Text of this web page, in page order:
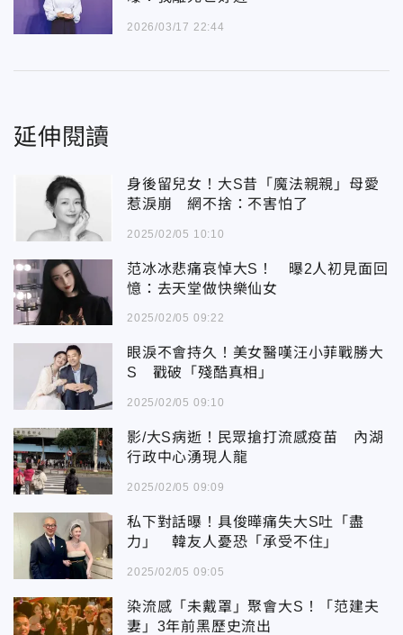
2026/03/17 22:44
延伸閱讀
身後留兒女！大S昔「魔法親親」母愛
惹淚崩 網不捨：不害怕了
2025/02/05 10:10
范冰冰悲痛哀悼大S！ 曝2人初見面回
憶：去天堂做快樂仙女
2025/02/05 09:22
眼淚不會持久！美女醫嘆汪小菲戰勝大
S 戳破「殘酷真相」
2025/02/05 09:10
影/大S病逝！民眾搶打流感疫苗 內湖
行政中心湧現人龍
2025/02/05 09:09
私下對話曝！具俊曄痛失大S吐「盡
力」 韓友人憂恐「承受不住」
2025/02/05 09:05
染流感「未戴罩」聚會大S！「范建夫
妻」3年前黑歷史流出